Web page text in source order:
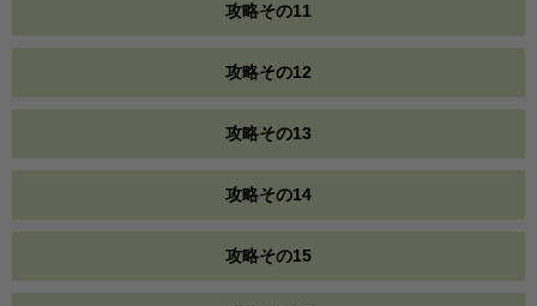
攻略その11
攻略その12
攻略その13
攻略その14
攻略その15